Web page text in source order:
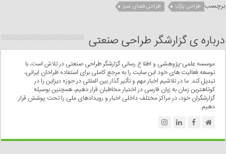
برچسب طراحی پارک طراحی فضای سبز
درباره ی گزارشگر طراحی صنعتی
موسسه علمی-پژوهشی و اطلاع رسانی گزارشگر طراحی صنعتی در تلاش است، با
توسعه فعالیت های خود این سایت را به مرجع کاملی برای استفاده طراحان ایرانی،
تبدیل کند. ما در تلاشیم اخبار مهم و تأثیر گذار بین المللی در حوزه دیزاین را در
کوتاهترین زمان به زبان فارسی در اختیار مخاطبان قرار دهیم، همچنین بوسیله
گزارشگران خود، در مراکز مختلف داخلی اخبار و رویدادهای ملی را تحت پوشش قرار
دهیم.